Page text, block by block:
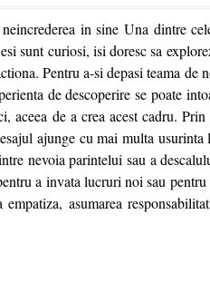
in sine Una dintre
sunt curiosi, isi doresc sa
Pentru a-si depasi teama de
de descoperire se poate
aceea de a crea acest cadru.
ajunge cu mai multa
nevoia parintelui sau a
a invata lucruri noi sau
asumarea